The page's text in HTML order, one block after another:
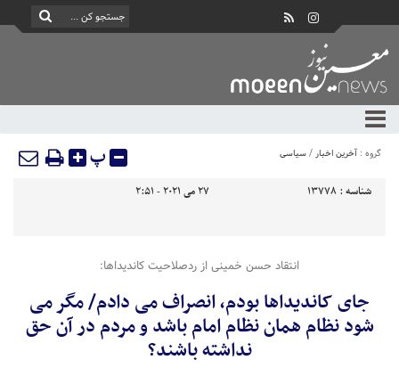
گروه : آخرین اخبار/سیاسی پ
شناسه : 13778 27 می 2021 - 2:51
انتقاد حسن خمینی از ردصلاحیت کاندیداها:
جای کاندیداها بودم، انصراف می دادم/ مگر می
شود نظام همان نظام امام باشد و مردم در آن حق
نداشته باشند؟